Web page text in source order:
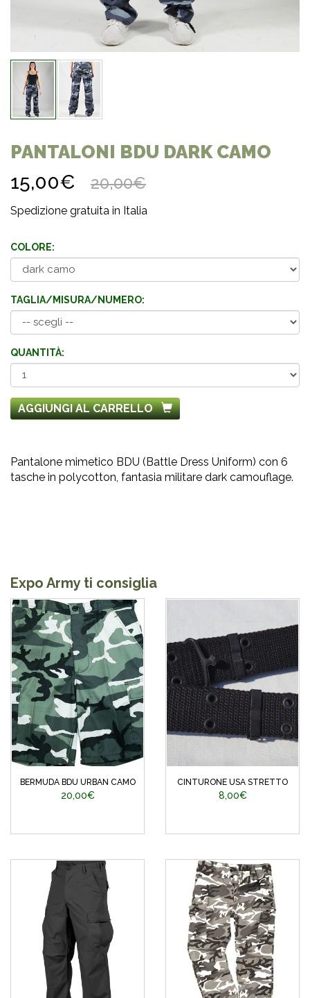
PANTALONI BDU DARK CAMO
15,00€ 20,00€
Spedizione gratuita in Italia
COLORE:
TAGLIA/MISURA/NUMERO:
QUANTITÀ:
AGGIUNGI AL CARRELLO
Pantalone mimetico BDU (Battle Dress Uniform) con 6
tasche in polycotton, fantasia militare dark camouflage.
Expo Army ti consiglia
BERMUDA BDU URBAN CAMO
20,00€
CINTURONE USA STRETTO
8,00€